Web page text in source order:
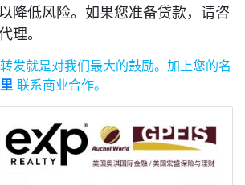
降低风险。如果您准备贷款，请咨
理。
转发就是对我们最大的鼓励。 加上您的名
联系商业合作。